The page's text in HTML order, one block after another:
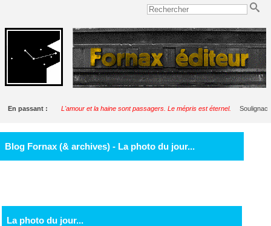
En passant : L'amour et la haine sont passagers. Le mépris est éternel. Soulignac
Blog Fornax (& archives) - La photo du jour...
La photo du jour...